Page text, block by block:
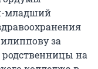
младший
за
родственницы на